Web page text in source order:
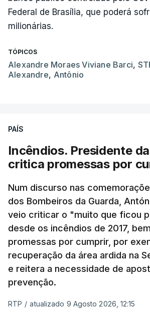
Federal de Brasília, que poderá
milionárias.
TÓPICOS
Alexandre Moraes Viviane Barci,
Alexandre, Antônio
PAÍS
Incêndios. Presidente
critica promessas por
Num discurso nas
dos Bombeiros da Guarda,
veio criticar o "muito que ficou
desde os incêndios de 2017,
promessas por cumprir, por
recuperação da área ardida na
e reitera a necessidade de
prevenção.
RTP / atualizado 9 Agosto 2026, 12:15